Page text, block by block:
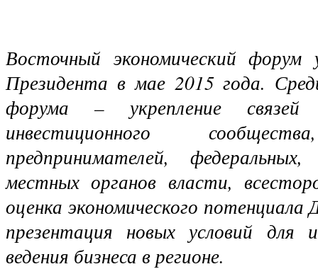
Восточный экономический форум
Президента в мае 2015 года.
форума – укрепление связей
инвестиционного
предпринимателей,
местных органов власти,
оценка экономического потенциала
презентация новых условий для
ведения бизнеса в регионе.